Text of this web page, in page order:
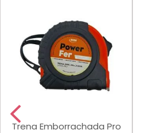
Trena Emborrachada Pro